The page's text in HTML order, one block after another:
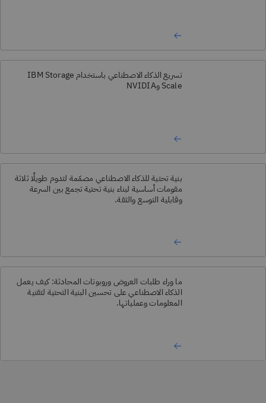
تسريع الذكاء الاصطناعي باستخدام IBM Storage
Scale وNVIDIA
بنية تحتية للذكاء الاصطناعي مصمّمة لتدوم طويلًا ثلاثة
مقومات أساسية لبناء بنية تحتية تجمع بين السرعة
وقابلية التوسع والثقة.
ما وراء طلبات العروض وروبوتات المحادثة: كيف يعمل
الذكاء الاصطناعي على تحسين البنية التحتية لتقنية
المعلومات وعملياتها.